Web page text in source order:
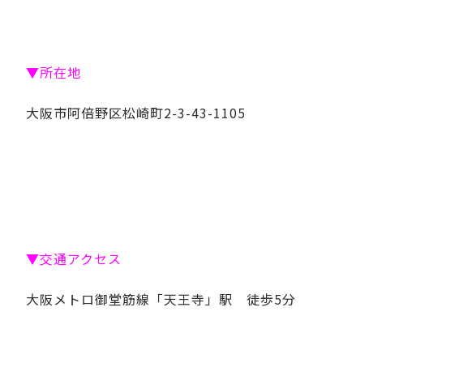
▼所在地
大阪市阿倍野区松崎町2-3-43-1105
▼交通アクセス
大阪メトロ御堂筋線「天王寺」駅 徒歩5分